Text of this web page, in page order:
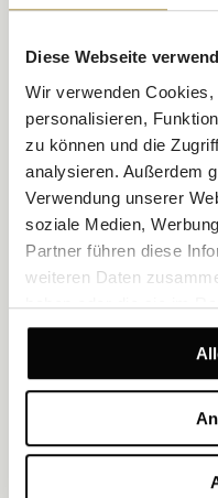
Diese Webseite
Wir verwenden
personalisieren,
zu können und die
analysieren. Außerdem
Verwendung unserer
soziale Medien,
Partner führen diese
weiteren Daten
haben oder die sie im
gesammelt haben.
Saunawelt
°C heißen finnischen
°C Dampfsauna. Zwei der
Blick auf den Pool und das
faszinierenden Ausblick auf